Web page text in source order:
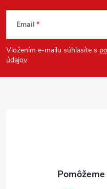
Z
á
p
Email
Vložením e-mailu súhlasíte s
údajov